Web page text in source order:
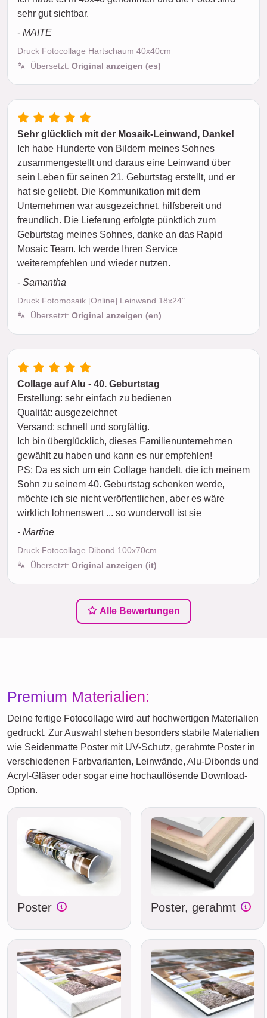
sehr gut sichtbar.
- MAITE
Druck Fotocollage Hartschaum 40x40cm
Übersetzt: Original anzeigen (es)
Sehr glücklich mit der Mosaik-Leinwand, Danke!
Ich habe Hunderte von Bildern meines Sohnes
zusammengestellt und daraus eine Leinwand über
sein Leben für seinen 21. Geburtstag erstellt, und er
hat sie geliebt. Die Kommunikation mit dem
Unternehmen war ausgezeichnet, hilfsbereit und
freundlich. Die Lieferung erfolgte pünktlich zum
Geburtstag meines Sohnes, danke an das Rapid
Mosaic Team. Ich werde Ihren Service
weiterempfehlen und wieder nutzen.
- Samantha
Druck Fotomosaik [Online] Leinwand 18x24"
Übersetzt: Original anzeigen (en)
Collage auf Alu - 40. Geburtstag
Erstellung: sehr einfach zu bedienen
Qualität: ausgezeichnet
Versand: schnell und sorgfältig.
Ich bin überglücklich, dieses Familienunternehmen
gewählt zu haben und kann es nur empfehlen!
PS: Da es sich um ein Collage handelt, die ich meinem
Sohn zu seinem 40. Geburtstag schenken werde,
möchte ich sie nicht veröffentlichen, aber es wäre
wirklich lohnenswert ... so wundervoll ist sie
- Martine
Druck Fotocollage Dibond 100x70cm
Übersetzt: Original anzeigen (it)
Alle Bewertungen
Premium Materialien:
Deine fertige Fotocollage wird auf hochwertigen Materialien
gedruckt. Zur Auswahl stehen besonders stabile Materialien
wie Seidenmatte Poster mit UV-Schutz, gerahmte Poster in
verschiedenen Farbvarianten, Leinwände, Alu-Dibonds und
Acryl-Gläser oder sogar eine hochauflösende Download-
Option.
Poster Poster, gerahmt